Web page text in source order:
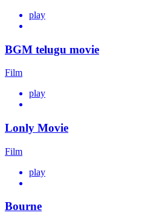
play
BGM telugu movie
Film
play
Lonly Movie
Film
play
Bourne